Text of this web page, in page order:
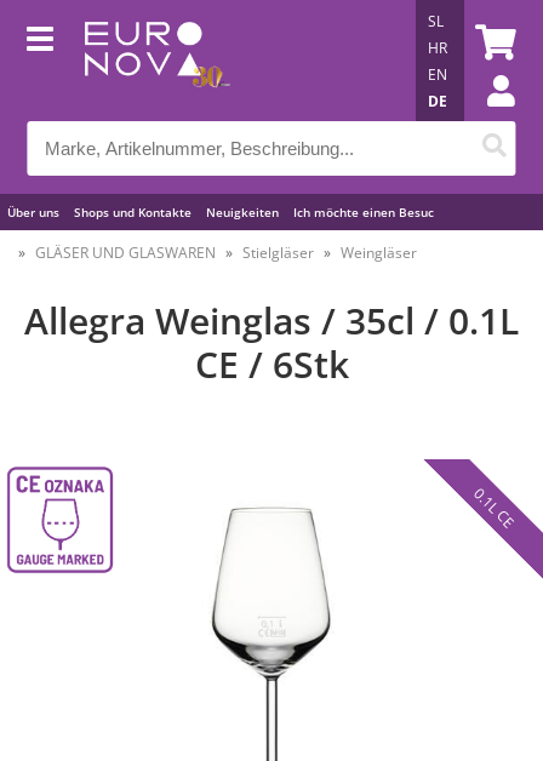
Über uns Shops und Kontakte Neuigkeiten Ich möchte einen Besuc
Nützliche Tipps
SL
HR
EN
DE
GLÄSER UND GLASWAREN Stielgläser Weingläser
Allegra Weinglas / 35cl / 0.1L
CE / 6Stk
0.1L CE